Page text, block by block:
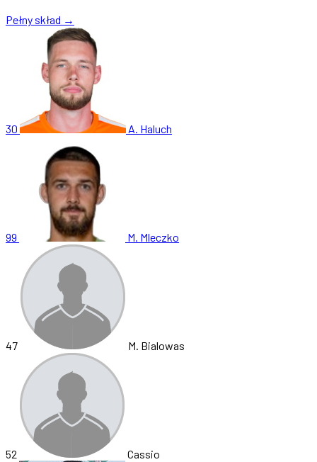
Pełny skład →
30 A. Haluch
99 M. Mleczko
47 M. Bialowas
52 Cassio